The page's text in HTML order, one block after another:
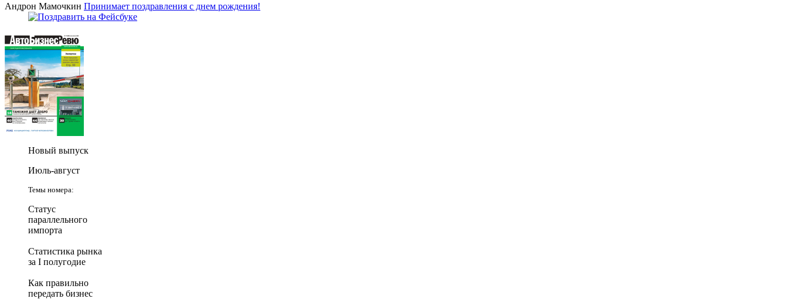
Андрон Мамочкин Принимает поздравления с днем рождения!
Новый выпуск
Июль-август
Темы номера:
Статус
параллельного
импорта
Статистика рынка
за I полугодие
Как правильно
передать бизнес